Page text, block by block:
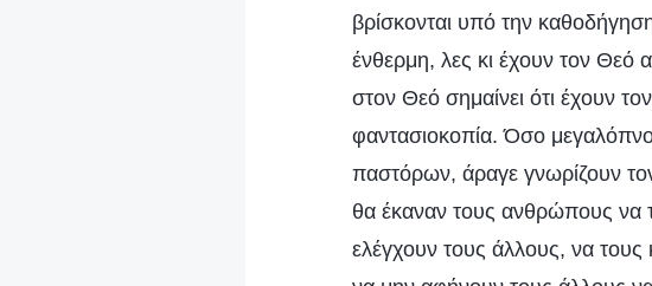
βρίσκονται υπό την
ένθερμη, λες κι έχουν τον Θεό
στον Θεό σημαίνει ότι έχουν
φαντασιοκοπία. Όσο
παστόρων, άραγε γνωρίζουν
θα έκαναν τους ανθρώπους
ελέγχουν τους άλλους, να